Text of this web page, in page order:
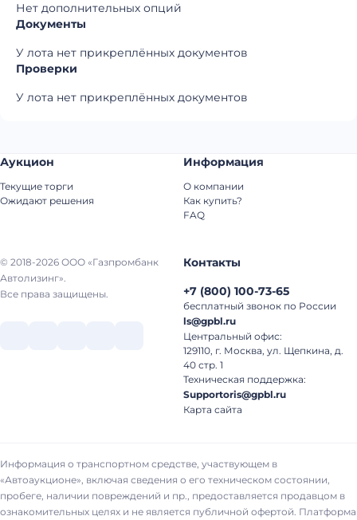
Нет дополнительных опций
Документы
У лота нет прикреплённых документов
Проверки
У лота нет прикреплённых документов
© 2018-2026 ООО «Газпромбанк
Автолизинг».
Все права защищены.
Аукцион
Текущие торги
Ожидают решения
Информация
О компании
Как купить?
FAQ
Контакты
+7 (800) 100-73-65
бесплатный звонок по России
ls@gpbl.ru
Центральный офис:
129110, г. Москва, ул. Щепкина, д.
40 стр. 1
Техническая поддержка:
Supportoris@gpbl.ru
Карта сайта
Информация о транспортном средстве, участвующем в
«Автоаукционе», включая сведения о его техническом состоянии,
пробеге, наличии повреждений и пр., предоставляется продавцом в
ознакомительных целях и не является публичной офертой. Платформа